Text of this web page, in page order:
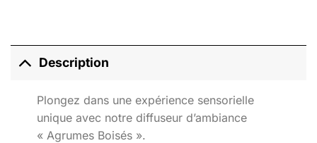
Description
Plongez dans une expérience sensorielle
unique avec notre diffuseur d’ambiance
« Agrumes Boisés ».